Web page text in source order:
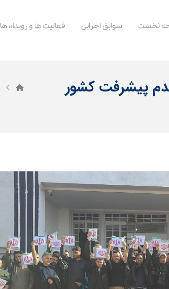
نخست سوابق اجرایی فعالیت ها و رویداد ها
پیشرفت کشور